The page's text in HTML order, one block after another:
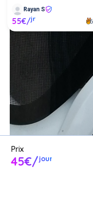
Prix
45€/jour
Rayan S
55€/jr
Louer